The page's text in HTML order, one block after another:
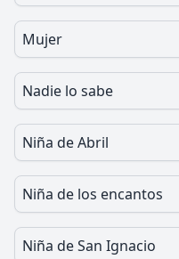
Mujer
Nadie lo sabe
Niña de Abril
Niña de los encantos
Niña de San Ignacio